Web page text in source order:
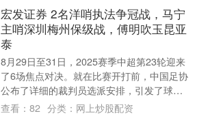
宏发证券 2名洋哨执法争冠战，马宁
主哨深圳梅州保级战，傅明吹玉昆亚
泰
8月29日至31日，2025赛季中超第23轮迎来
了6场焦点对决。就在比赛开打前，中国足协
公布了详细的裁判员选派安排，引发了球迷
和业内人士的广泛关注。由于涉及争冠....
查看： 82 分类： 网上炒股配资